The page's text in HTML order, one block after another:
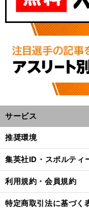
サービス
推奨環境
集英社ID・スポルティ
利用規約・会員規約
特定商取引法に基づく